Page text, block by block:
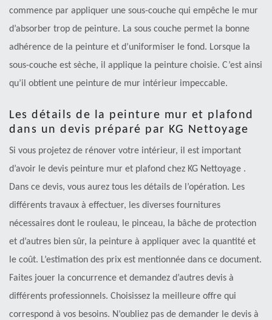
commence par appliquer une sous-couche qui empêche le mur
d’absorber trop de peinture. La sous couche permet la bonne
adhérence de la peinture et d’uniformiser le fond. Lorsque la
sous-couche est sèche, il applique la peinture choisie. C’est ainsi
qu’il obtient une peinture de mur intérieur impeccable.
Les détails de la peinture mur et plafond
dans un devis préparé par KG Nettoyage
Si vous projetez de rénover votre intérieur, il est important
d’avoir le devis peinture mur et plafond chez KG Nettoyage .
Dans ce devis, vous aurez tous les détails de l’opération. Les
différents travaux à effectuer, les diverses fournitures
nécessaires dont le rouleau, le pinceau, la bâche de protection
et d’autres bien sûr, la peinture à appliquer avec la quantité et
le coût. L’estimation des prix est mentionnée dans ce document.
Faites jouer la concurrence et demandez d’autres devis à
différents professionnels. Choisissez la meilleure offre qui
correspond à vos besoins. N’oubliez pas de demander le devis à